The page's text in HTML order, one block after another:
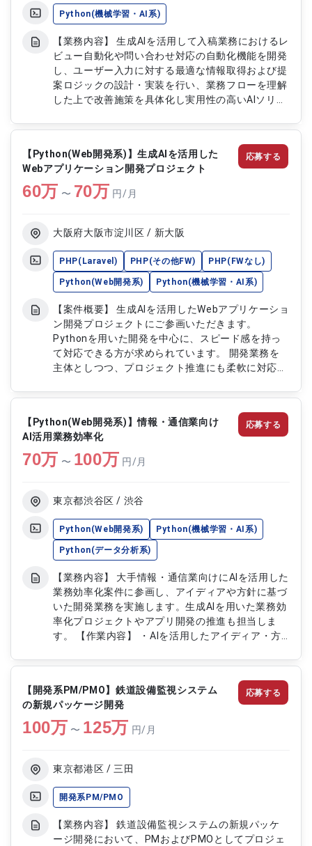
Python(機械学習・AI系)
【業務内容】 生成AIを活用して入稿業務におけるレ
ビュー自動化や問い合わせ対応の自動化機能を開発
し、ユーザー入力に対する最適な情報取得および提
案ロジックの設計・実装を行い、業務フローを理解
した上で改善施策を具体化し実用性の高いAIソリュ
AIを用いた入稿業務レビュー自動化機能の設計・実
装 ・問い合わせ対応自動化機能の設計・開発 ・ユ
ーザー入力に対する情報取得および提案ロジックの
設計・実装 ・業務フロー分析および改善施策の具
体化 ・実運用を見据えたAIソリューションの開発・
改善
【Python(Web開発系)】生成AIを活用した
Webアプリケーション開発プロジェクト
60万 〜 70万 円/月
大阪府大阪市淀川区 / 新大阪
PHP(Laravel) PHP(その他FW) PHP(FWなし)
Python(Web開発系) Python(機械学習・AI系)
【案件概要】 生成AIを活用したWebアプリケーショ
ン開発プロジェクトにご参画いただきます。
Pythonを用いた開発を中心に、スピード感を持っ
て対応できる方が求められています。 開発業務を
主体としつつ、プロジェクト推進にも柔軟に対応し
たWebアプリケーションの開発 ・既存機能の改修
および追加開発対応 ・設計から実装、テストまで
の一連の対応 ・チーム内でのタスク推進および課
題対応 ・ドキュメント作成およびナレッジ共有
応募する
【Python(Web開発系)】情報・通信業向け
AI活用業務効率化
70万 〜 100万 円/月
東京都渋谷区 / 渋谷
Python(Web開発系) Python(機械学習・AI系)
Python(データ分析系)
【業務内容】 大手情報・通信業向けにAIを活用した
業務効率化案件に参画し、アイディアや方針に基づ
いた開発業務を実施します。生成AIを用いた業務効
率化プロジェクトやアプリ開発の推進も担当しま
す。 【作業内容】 ・AIを活用したアイディア・方
率化プロジェクトやアプリ開発の推進 【稼働日
数】週5日 【リモート日数】週1日リモート
応募する
【開発系PM/PMO】鉄道設備監視システム
の新規パッケージ開発
100万 〜 125万 円/月
東京都港区 / 三田
開発系PM/PMO
【業務内容】 鉄道設備監視システムの新規パッケ
ージ開発において、PMおよびPMOとしてプロジェ
応募する